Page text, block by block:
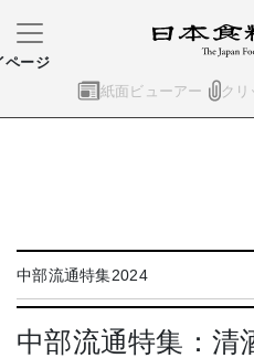
紙面ビューアー ク
ページ
中部流通特集2024
中部流通特集：